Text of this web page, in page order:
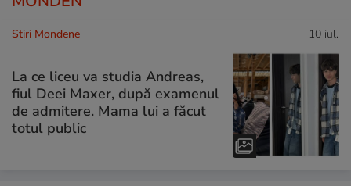
Stiri Mondene 10 iul.
La ce liceu va studia Andreas,
fiul Deei Maxer, după examenul
de admitere. Mama lui a făcut
totul public